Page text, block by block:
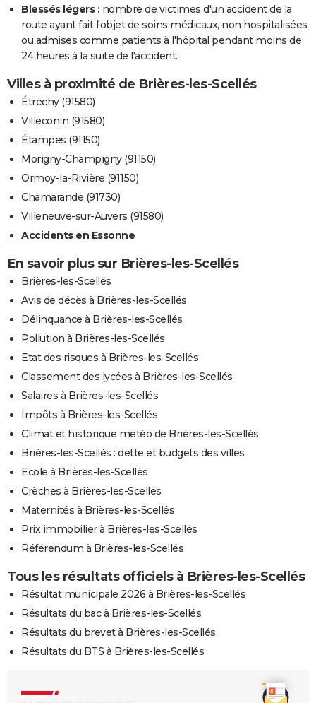
Blessés légers : nombre de victimes d'un accident de la
route ayant fait l'objet de soins médicaux, non hospitalisées
ou admises comme patients à l'hôpital pendant moins de
24 heures à la suite de l'accident.
Villes à proximité de Brières-les-Scellés
Étréchy (91580)
Villeconin (91580)
Étampes (91150)
Morigny-Champigny (91150)
Ormoy-la-Rivière (91150)
Chamarande (91730)
Villeneuve-sur-Auvers (91580)
Accidents en Essonne
En savoir plus sur Brières-les-Scellés
Brières-les-Scellés
Avis de décès à Brières-les-Scellés
Délinquance à Brières-les-Scellés
Pollution à Brières-les-Scellés
Etat des risques à Brières-les-Scellés
Classement des lycées à Brières-les-Scellés
Salaires à Brières-les-Scellés
Impôts à Brières-les-Scellés
Climat et historique météo de Brières-les-Scellés
Brières-les-Scellés : dette et budgets des villes
Ecole à Brières-les-Scellés
Crèches à Brières-les-Scellés
Maternités à Brières-les-Scellés
Prix immobilier à Brières-les-Scellés
Référendum à Brières-les-Scellés
Tous les résultats officiels à Brières-les-Scellés
Résultat municipale 2026 à Brières-les-Scellés
Résultats du bac à Brières-les-Scellés
Résultats du brevet à Brières-les-Scellés
Résultats du BTS à Brières-les-Scellés